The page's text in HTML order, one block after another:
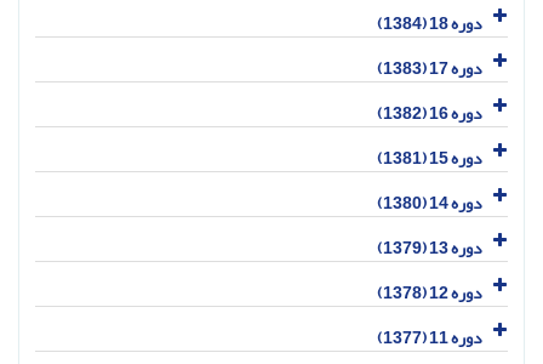
دوره 18 (1384)
دوره 17 (1383)
دوره 16 (1382)
دوره 15 (1381)
دوره 14 (1380)
دوره 13 (1379)
دوره 12 (1378)
دوره 11 (1377)